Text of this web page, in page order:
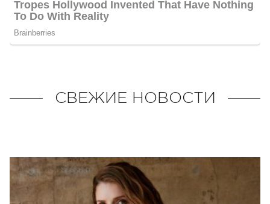
СВЕЖИЕ НОВОСТИ